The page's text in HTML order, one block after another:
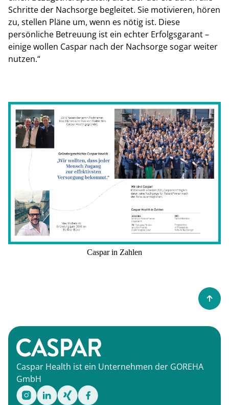
Schritte der Nachsorge begleitet. Sie motivieren, hören
zu, stellen Pläne um, wenn es nötig ist. Diese
persönliche Betreuung ist ein echter Erfolgsgarant –
einige wollen Caspar nach der Nachsorge sogar weiter
nutzen.“
Caspar in Zahlen
Caspar Health ist ein Unternehmen der GOREHA
GmbH